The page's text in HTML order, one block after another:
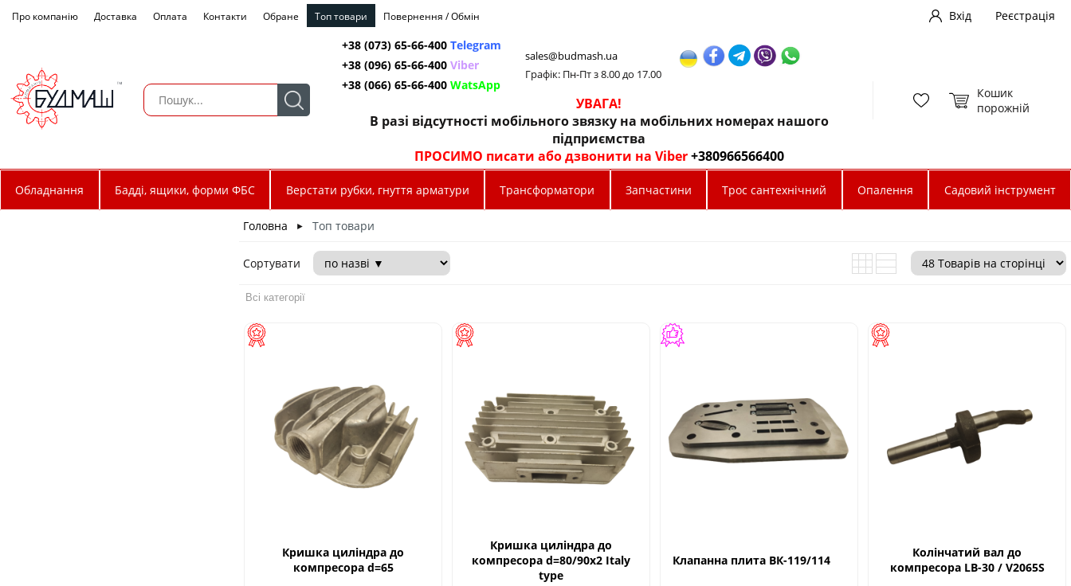
Про компанію Доставка Оплата Контакти Обране Топ товари Повернення / Обмін Вхід
Реєстрація
+38 (073) 65-66-400 Telegram
+38 (096) 65-66-400 Viber
+38 (066) 65-66-400 WatsApp
sales@budmash.ua
Графік: Пн-Пт з 8.00 до 17.00
УВАГА!
В разі відсутності мобільного звязку на мобільних номерах нашого
підприємства
ПРОСИМО писати або дзвонити на Viber+380966566400
Кошик
порожній
Обладнання Бадді, ящики, форми ФБС Верстати рубки, гнуття арматури Трансформатори Запчастини Трос сантехнічний Опалення Садовий інструмент
Головна ► Топ товари
Сортувати
Всі категорії
Кришка циліндра до
компресора d=65
Кришка циліндра до
компресора d=80/90x2 Italy
type
Клапанна плита ВК-119/114
Колінчатий вал до
компресора LB-30 / V2065S